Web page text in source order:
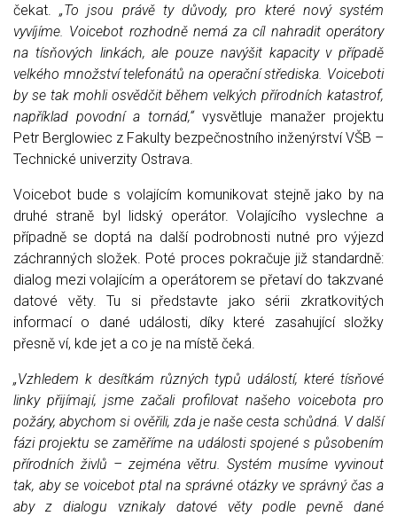
čekat.„To jsou právě ty důvody, pro které nový systém
vyvíjíme. Voicebot rozhodně nemá za cíl nahradit operátory
na tísňových linkách, ale pouze navýšit kapacity v případě
velkého množství telefonátů na operační střediska. Voiceboti
by se tak mohli osvědčit během velkých přírodních katastrof,
například povodní a tornád,“vysvětluje manažer projektu
Petr Berglowiec z Fakulty bezpečnostního inženýrství VŠB –
Technické univerzity Ostrava.
Voicebot bude s volajícím komunikovat stejně jako by na
druhé straně byl lidský operátor. Volajícího vyslechne a
případně se doptá na další podrobnosti nutné pro výjezd
záchranných složek. Poté proces pokračuje již standardně:
dialog mezi volajícím a operátorem se přetaví do takzvané
datové věty. Tu si představte jako sérii zkratkovitých
informací o dané události, díky které zasahující složky
přesně ví, kde jet a co je na místě čeká.
„Vzhledem k desítkám různých typů událostí, které tísňové
linky přijímají, jsme začali profilovat našeho voicebota pro
požáry, abychom si ověřili, zda je naše cesta schůdná. V další
fázi projektu se zaměříme na události spojené s působením
přírodních živlů – zejména větru. Systém musíme vyvinout
tak, aby se voicebot ptal na správné otázky ve správný čas a
aby z dialogu vznikaly datové věty podle pevně dané